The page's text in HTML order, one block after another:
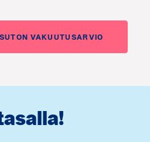
VAKUUTUSARVIO